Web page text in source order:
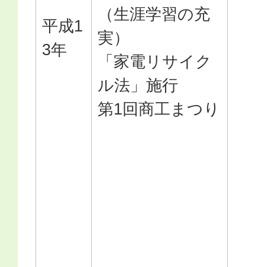
平成1
3年
（生涯学習の充
実）
「家電リサイク
ル法」施行
第1回商工まつり